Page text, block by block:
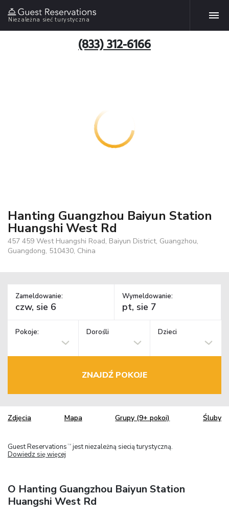
Niezależna sieć turystyczna
(833) 312-6166
Hanting Guangzhou Baiyun Station
Huangshi West Rd
457 459 West Huangshi Road, Baiyun District, Guangzhou,
Guangdong, 510430, China
Zameldowanie: Wymeldowanie:
Pokoje: Dorośli Dzieci
ZNAJDŹ POKOJE
Zdjęcia Mapa Grupy (9+ pokoi) Śluby
Guest Reservations TM jest niezależną siecią turystyczną.
Dowiedz się więcej
O Hanting Guangzhou Baiyun Station
Huangshi West Rd